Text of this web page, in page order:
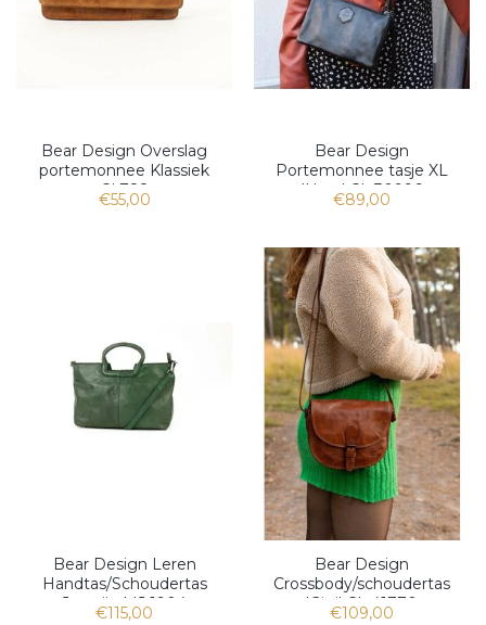
Bear Design Overslag
portemonnee Klassiek
CL782
€55,00
Bear Design
Portemonnee tasje XL
'Uma' CL 30996
€89,00
Bear Design Leren
Handtas/Schoudertas
Jasmijn MJ 1904
€115,00
Bear Design
Crossbody/schoudertas
'Gigi' CL 41770
€109,00